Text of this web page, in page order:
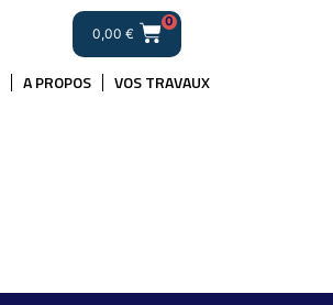
0,00 €
0
A PROPOS VOS TRAVAUX